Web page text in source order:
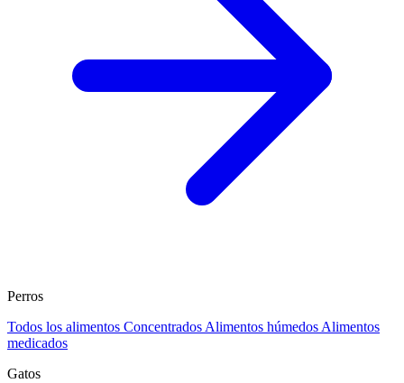
Perros
Todos los alimentos Concentrados Alimentos húmedos Alimentos
medicados
Gatos